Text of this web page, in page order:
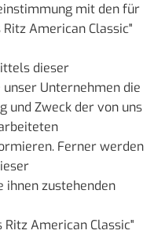
mit den für
American Classic"
dieser
Unternehmen die
und Zweck der von uns
Ferner werden
ihnen zustehenden
Ritz American Classic"